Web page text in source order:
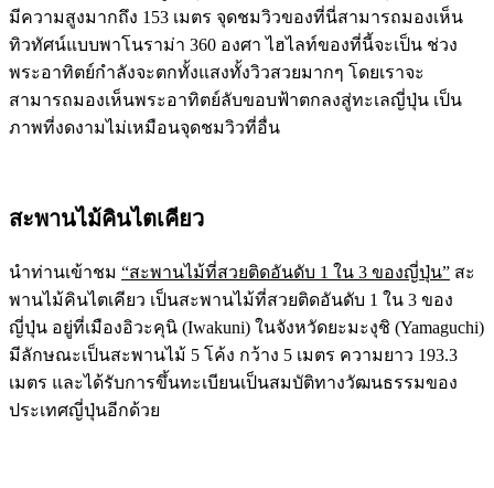
มีความสูงมากถึง 153 เมตร จุดชมวิวของที่นี่สามารถมองเห็น
ทิวทัศน์แบบพาโนราม่า 360 องศา ไฮไลท์ของที่นี้จะเป็น ช่วง
พระอาทิตย์กำลังจะตกทั้งแสงทั้งวิวสวยมากๆ โดยเราจะ
สามารถมองเห็นพระอาทิตย์ลับขอบฟ้าตกลงสู่ทะเลญี่ปุ่น เป็น
ภาพที่งดงามไม่เหมือนจุดชมวิวที่อื่น
สะพานไม้คินไตเคียว
นำท่านเข้าชม “สะพานไม้ที่สวยติดอันดับ 1 ใน 3 ของญี่ปุ่น” สะ
พานไม้คินไตเคียว เป็นสะพานไม้ที่สวยติดอันดับ 1 ใน 3 ของ
ญี่ปุ่น อยู่ที่เมืองอิวะคุนิ (Iwakuni) ในจังหวัดยะมะงุชิ (Yamaguchi)
มีลักษณะเป็นสะพานไม้ 5 โค้ง กว้าง 5 เมตร ความยาว 193.3
เมตร และได้รับการขึ้นทะเบียนเป็นสมบัติทางวัฒนธรรมของ
ประเทศญี่ปุ่นอีกด้วย